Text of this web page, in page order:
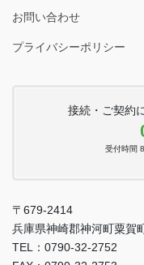
お問い合わせ
プライバシーポリシー
接続・ご契約
受付時間
〒679-2414
兵庫県神崎郡神河町粟賀
TEL：0790-32-2752